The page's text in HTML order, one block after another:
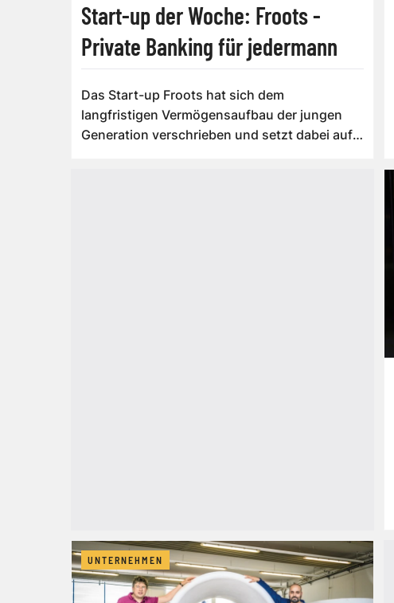
Start-up der Woche: Froots -
Private Banking für jedermann
Das Start-up Froots hat sich dem
langfristigen Vermögensaufbau der jungen
Generation verschrieben und setzt dabei auf
UNTERNEHMEN